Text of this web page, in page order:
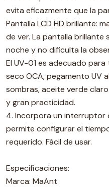
evita eficazmente que la
Pantalla LCD HD brillante:
de ver. La pantalla brillante
noche y no dificulta la
El UV-01 es adecuado
seco OCA, pegamento UV
sombras, aceite verde
y gran practicidad.
4. Incorpora un interruptor
permite configurar el
requerido. Fácil de usar.
Especificaciones:
Marca: MaAnt